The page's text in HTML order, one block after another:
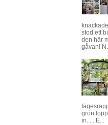
stod ett
den här
gåvan!
grön
in..... E...